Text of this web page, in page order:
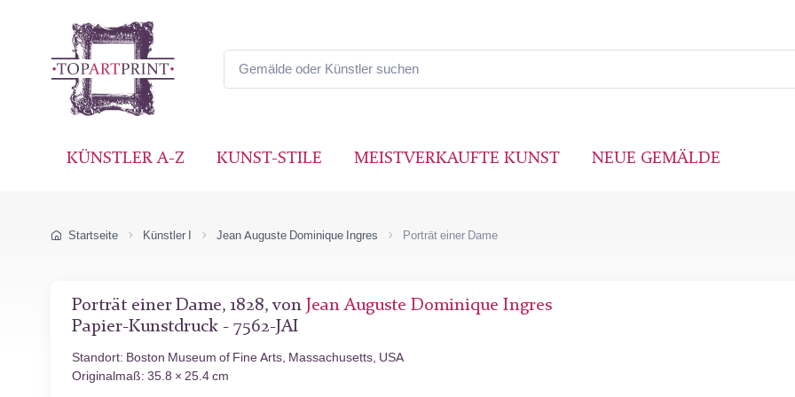
KÜNSTLER A-Z KUNST-STILE MEISTVERKAUFTE KUNST NEUE GEMÄLDE
Startseite Künstler I Jean Auguste Dominique Ingres Porträt einer Dame
Porträt einer Dame, 1828, von Jean Auguste Dominique Ingres
Papier-Kunstdruck - 7562-JAI
Standort: Boston Museum of Fine Arts, Massachusetts, USA
Originalmaß: 35.8 × 25.4 cm